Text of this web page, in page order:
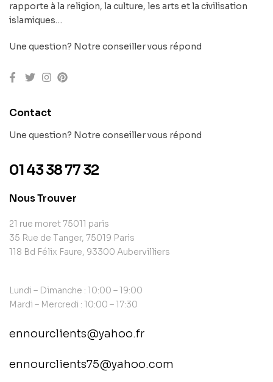
rapporte à la religion, la culture, les arts et la civilisation
islamiques…
Une question? Notre conseiller vous répond
Contact
Une question? Notre conseiller vous répond
01 43 38 77 32
Nous Trouver
21 rue moret 75011 paris
35 Rue de Tanger, 75019 Paris
118 Bd Félix Faure, 93300 Aubervilliers
Lundi – Dimanche : 10:00 – 19:00
Mardi – Mercredi : 10:00 – 17:30
ennourclients@yahoo.fr
ennourclients75@yahoo.com